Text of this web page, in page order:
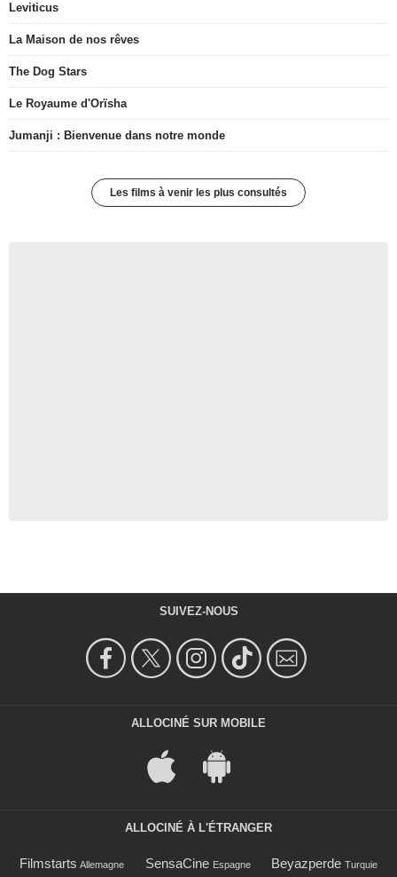
Leviticus
La Maison de nos rêves
The Dog Stars
Le Royaume d'Orïsha
Jumanji : Bienvenue dans notre monde
Les films à venir les plus consultés
SUIVEZ-NOUS
ALLOCINÉ SUR MOBILE
ALLOCINÉ À L'ÉTRANGER
Filmstarts Allemagne SensaCine Espagne Beyazperde Turquie